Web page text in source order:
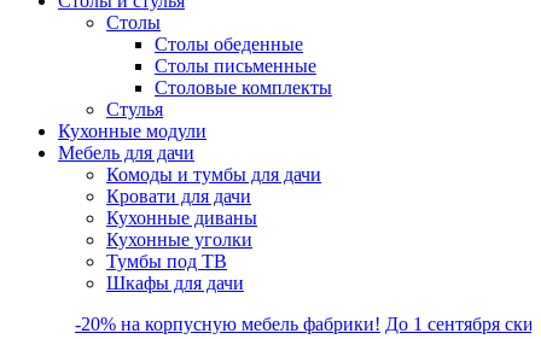
Столы
Столы обеденные
Столы письменные
Столовые комплекты
Стулья
Кухонные модули
Мебель для дачи
Комоды и тумбы для дачи
Кровати для дачи
Кухонные диваны
Кухонные уголки
Тумбы под ТВ
Шкафы для дачи
-20% на корпусную мебель фабрики! До 1 сентября скидка на